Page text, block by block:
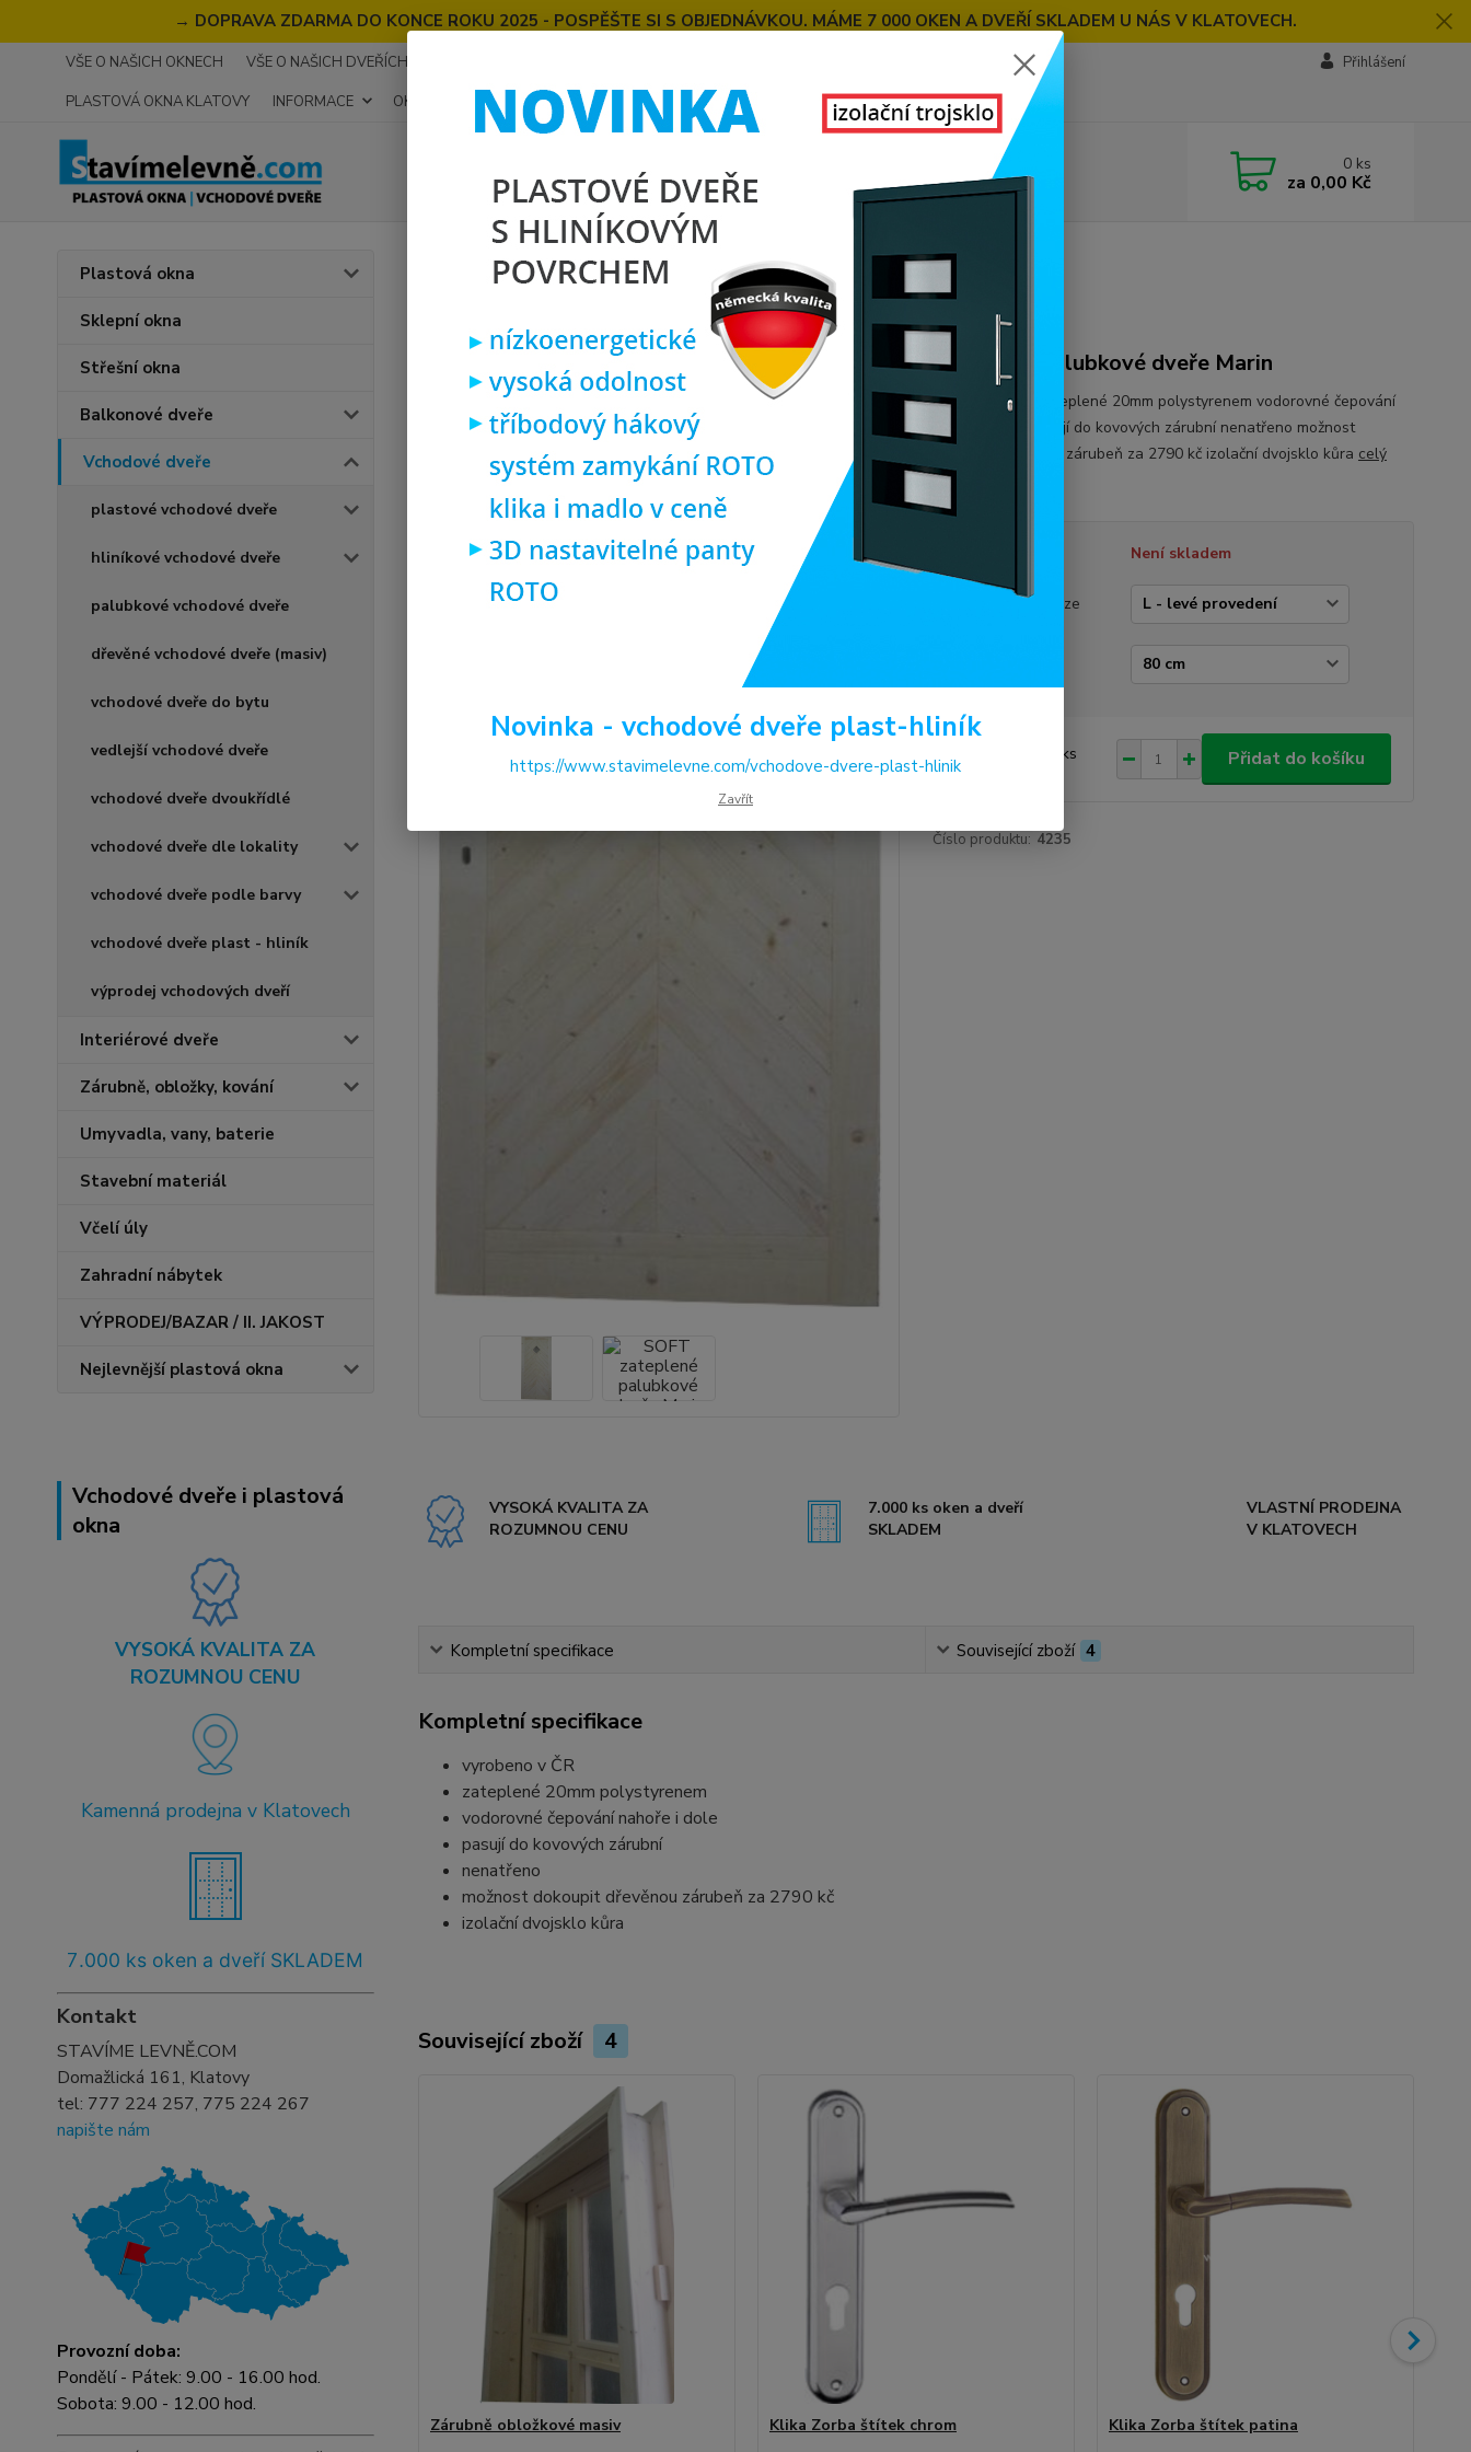
→ DOPRAVA ZDARMA DO KONCE ROKU 2025 - POSPĚŠTE SI S OBJEDNÁVKOU. MÁME 7 000 OKEN A DVEŘÍ SKLADEM U NÁS V KLATOVECH.
VŠE O NAŠICH OKNECH VŠE O NAŠICH DVEŘÍCH
PLASTOVÁ OKNA KLATOVY
INFORMACE OKNA NA MÍRU KONTAKT O NÁS
Přihlášení
0 ks
za 0,00 Kč
Plastová okna
Sklepní okna
Střešní okna
Balkonové dveře
Vchodové dveře
plastové vchodové dveře
hliníkové vchodové dveře
palubkové vchodové dveře
dřevěné vchodové dveře (masiv)
vchodové dveře do bytu
vedlejší vchodové dveře
vchodové dveře dvoukřídlé
vchodové dveře dle lokality
vchodové dveře podle barvy
vchodové dveře plast - hliník
výprodej vchodových dveří
Interiérové dveře
Zárubně, obložky, kování
Umyvadla, vany, baterie
Stavební materiál
Včelí úly
Zahradní nábytek
VÝPRODEJ/BAZAR / II. JAKOST
Nejlevnější plastová okna
Vchodové dveře i plastová
okna
VYSOKÁ KVALITA ZA
ROZUMNOU CENU
Kamenná prodejna v Klatovech
7.000 ks oken a dveří SKLADEM
Kontakt
STAVÍME LEVNĚ.COM
Domažlická 161, Klatovy
tel: 777 224 257, 775 224 267
napište nám
Provozní doba:
Pondělí - Pátek: 9.00 - 16.00 hod.
Sobota: 9.00 - 12.00 hod.
Vchodové dveře SOFT zateplené palubkové dveře Marin
SOFT zateplené palubkové dveře Marin
zateplené palubkové dveře Marin
vyrobeno v ČR zateplené 20mm polystyrenem vodorovné čepování
nahoře i dole pasují do kovových zárubní nenatřeno možnost
dokoupit dřevěnou zárubeň za 2790 kč izolační dvojsklo kůra celý
popis
Není skladem
Provedení dveří
(obrázek je pouze
ks
9 496 Kč
Přidat do košíku
Číslo produktu: 4235
VYSOKÁ KVALITA ZA
ROZUMNOU CENU
7.000 ks oken a dveří
SKLADEM
VLASTNÍ PRODEJNA
V KLATOVECH
Kompletní specifikace Související zboží 4
Kompletní specifikace
vyrobeno v ČR
zateplené 20mm polystyrenem
vodorovné čepování nahoře i dole
pasují do kovových zárubní
nenatřeno
možnost dokoupit dřevěnou zárubeň za 2790 kč
izolační dvojsklo kůra
Související zboží 4
Zárubně obložkové masiv Klika Zorba štítek chrom Klika Zorba štítek patina
Novinka - vchodové dveře plast-hliník
https://www.stavimelevne.com/vchodove-dvere-plast-hlinik
Zavřít